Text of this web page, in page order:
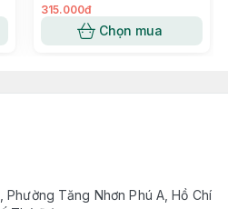
315.000đ
Chọn mua
Phường Tăng Nhơn Phú A, Hồ Chí